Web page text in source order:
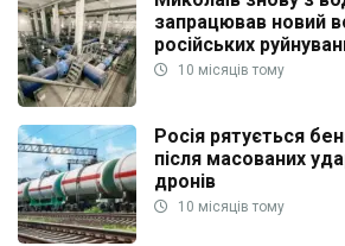
запрацював новий
російських
10 місяців тому
Росія рятується
після масованих
дронів
10 місяців тому